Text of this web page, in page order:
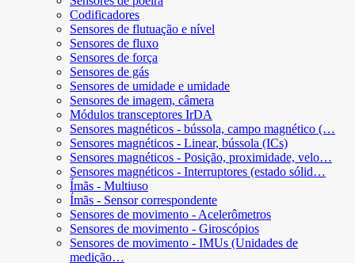
Codificadores
Sensores de flutuação e nível
Sensores de fluxo
Sensores de força
Sensores de gás
Sensores de umidade e umidade
Sensores de imagem, câmera
Módulos transceptores IrDA
Sensores magnéticos - bússola, campo magnético (…
Sensores magnéticos - Linear, bússola (ICs)
Sensores magnéticos - Posição, proximidade, velo…
Sensores magnéticos - Interruptores (estado sólid…
Ímãs - Multiuso
Ímãs - Sensor correspondente
Sensores de movimento - Acelerômetros
Sensores de movimento - Giroscópios
Sensores de movimento - IMUs (Unidades de
medição…